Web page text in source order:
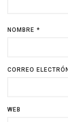
NOMBRE *
CORREO
WEB